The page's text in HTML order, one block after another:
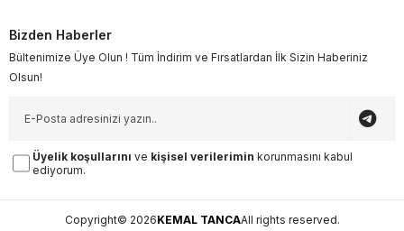
Bizden Haberler
Bültenimize Üye Olun ! Tüm İndirim ve Fırsatlardan İlk Sizin Haberiniz
Olsun!
Üyelik koşullarını ve kişisel verilerimin korunmasını kabul
ediyorum.
Copyright© 2026KEMAL TANCAAll rights reserved.